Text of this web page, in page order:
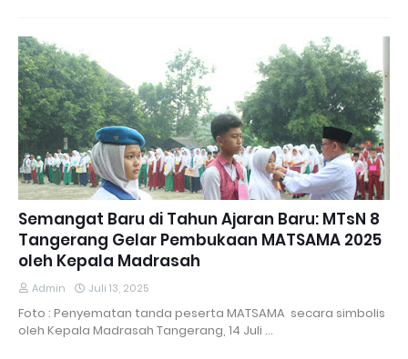
Semangat Baru di Tahun Ajaran Baru: MTsN 8
Tangerang Gelar Pembukaan MATSAMA 2025
oleh Kepala Madrasah
Admin Juli 13, 2025
Foto : Penyematan tanda peserta MATSAMA secara simbolis
oleh Kepala Madrasah Tangerang, 14 Juli …